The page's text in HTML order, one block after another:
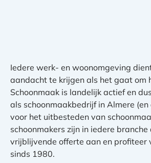
Iedere werk- en woonomgeving
aandacht te krijgen als het gaat om
Schoonmaak is landelijk actief en
als schoonmaakbedrijf in Almere (en
voor het uitbesteden van
schoonmakers zijn in iedere
vrijblijvende offerte aan en profiteer
sinds 1980.